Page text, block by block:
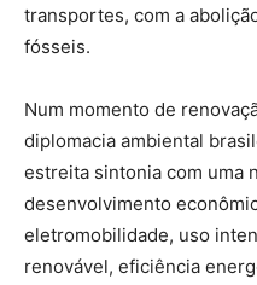
transportes, com a
fósseis.
Num momento de
diplomacia ambiental
estreita sintonia com uma
desenvolvimento
eletromobilidade, uso
renovável, eficiência